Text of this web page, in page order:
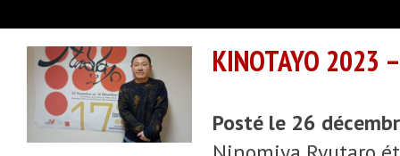
KINOTAYO 2023
Posté le 26